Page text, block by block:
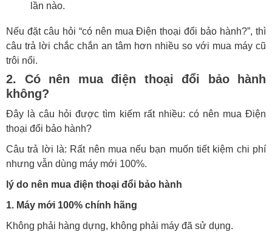
lần nào.
Nếu đặt câu hỏi “có nên mua Điện thoại đổi bảo hành?”, thì
câu trả lời chắc chắn an tâm hơn nhiều so với mua máy cũ
trôi nổi.
2. Có nên mua điện thoại đổi bảo hành
không?
Đây là câu hỏi được tìm kiếm rất nhiều: có nên mua Điện
thoại đổi bảo hành?
Câu trả lời là: Rất nên mua nếu bạn muốn tiết kiệm chi phí
nhưng vẫn dùng máy mới 100%.
lý do nên mua điện thoại đổi bảo hành
1. Máy mới 100% chính hãng
Không phải hàng dựng, không phải máy đã sử dụng.